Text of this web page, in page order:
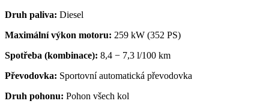
Druh paliva: Diesel
Maximální výkon motoru: 259 kW (352 PS)
Spotřeba (kombinace): 8,4 − 7,3 l/100 km
Převodovka: Sportovní automatická převodovka
Druh pohonu: Pohon všech kol